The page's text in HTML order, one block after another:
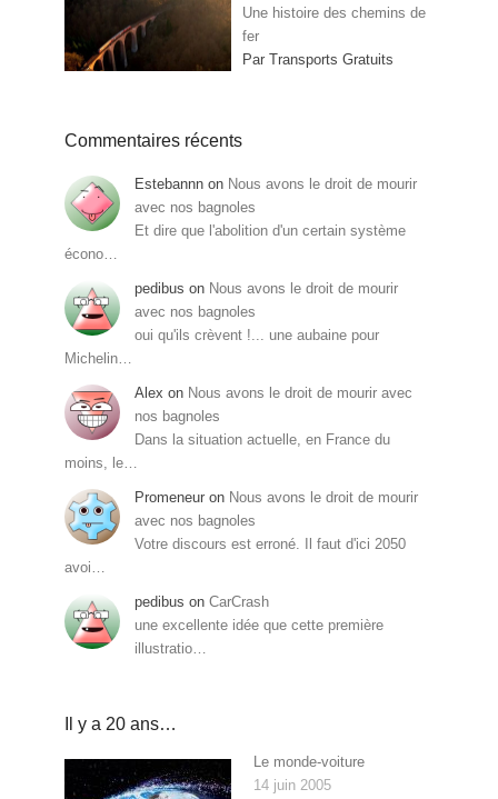
Une histoire des chemins de
fer
Par Transports Gratuits
Commentaires récents
Estebannn on Nous avons le droit de mourir
avec nos bagnoles
Et dire que l'abolition d'un certain système
écono…
pedibus on Nous avons le droit de mourir
avec nos bagnoles
oui qu'ils crèvent !... une aubaine pour
Michelin…
Alex on Nous avons le droit de mourir avec
nos bagnoles
Dans la situation actuelle, en France du
moins, le…
Promeneur on Nous avons le droit de mourir
avec nos bagnoles
Votre discours est erroné. Il faut d'ici 2050
avoi…
pedibus on CarCrash
une excellente idée que cette première
illustratio…
Il y a 20 ans…
Le monde-voiture
14 juin 2005